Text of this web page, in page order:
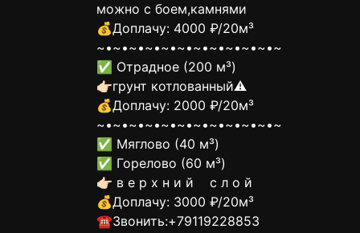
можно с боем,камнями
💰Доплачу: 4000 ₽/20м³
~•~•~•~•~•~•~•~•~•~•~•~
✅ Отрадное (200 м³)
👉🏻грунт котлованный⚠️
💰Доплачу: 2000 ₽/20м³
~•~•~•~•~•~•~•~•~•~•~•~
✅ Мяглово (40 м³)
✅ Горелово (60 м³)
👉🏻 в е р х н и й с л о й
💰Доплачу: 3000 ₽/20м³
☎️Звонить:+79119228853